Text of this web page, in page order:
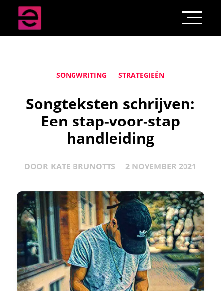
SONGWRITING STRATEGIEËN
Songteksten schrijven:
Een stap-voor-stap
handleiding
DOOR KATE BRUNOTTS 2 NOVEMBER 2021